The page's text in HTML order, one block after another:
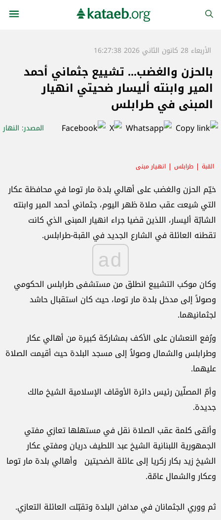
الأربعاء 28 كانون الثاني 2026 16:27:38
بالحزن والغضب... تشييع جثماني أحمد
المير وابنته أليسار ضحيتي انهيار
المبنى في طرابلس
المصدر: النهار
القبة طرابلس انهيار مبنى
خيّم الحزن والغضب على أهالي بلدة مار توما في محافظة عكار
التي شيعت عقب صلاة ظهر اليوم، جثماني أحمد المير وابنته
الشابّة أليسار، اللذين قضيا جراء انهيار المبنى الذي كانت
تقطنه العائلة في الشارع الجديد في القبة-طرابلس.
ad
وكان موكب التشييع انطلق من مستشفى طرابلس الحكومي
وصولاً إلى مدخل بلدة مار توما، حيث كان استقبال حاشد
لجثمانيهما.
ورُفع النعشان على الأكف بمشاركة كبيرة من أهالي عكار
وطرابلس والشمال وصولاُ إلى مسجد البلدة حيث أقيمت الصلاة
عليهما.
وأمّ المصلّين رئيس دائرة الأوقاف الإسلامية الشيخ مالك
جديدة.
وألقى كلمة عقب الصلاة نقل في مستهلها تعازي مفتي
الجمهورية اللبنانية الشيخ عبد اللطيف دريان ومفتي عكار
الشيخ زيد بكار زكريا إلى عائلة الضحيتين وأهالي بلدة مار توما
وعكار والشمال عامّة.
ثم ووري الجثمانان في مدافن البلدة وتقبّلت العائلة التعازي.